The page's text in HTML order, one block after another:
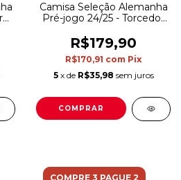
Camisa Seleção Alemanha
Pré-jogo 24/25 - Torcedor
com detalhes em
vermelho e amarelo
R$179,90
R$170,91 com Pix
5 x de R$35,98 sem juros
COMPRAR
COMPRE 3 PAGUE 2